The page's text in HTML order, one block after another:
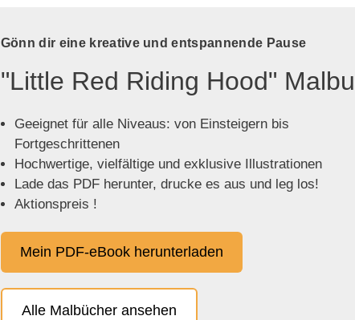
Gönn dir eine kreative und entspannende Pause
"Little Red Riding Hood"
Geeignet für alle Niveaus: von Einsteigern bis
Fortgeschrittenen
Hochwertige, vielfältige und exklusive Illustrationen
Lade das PDF herunter, drucke es aus und leg los!
Aktionspreis !
Mein PDF-eBook herunterladen
Alle Malbücher ansehen